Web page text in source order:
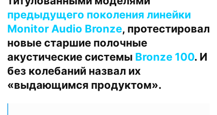
предыдущего поколения линейки
Monitor Audio Bronze, протестировал
новые старшие полочные
акустические системы Bronze 100. И
без колебаний назвал их
«выдающимся продуктом».